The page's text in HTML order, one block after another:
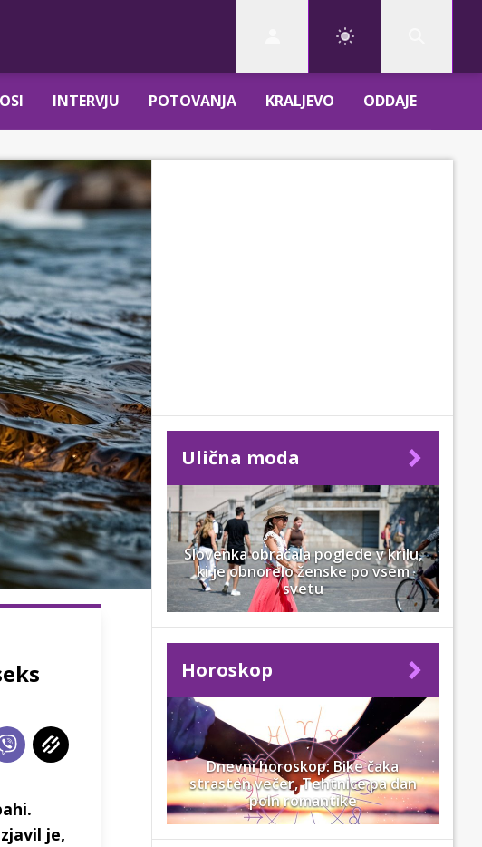
INTERVJU POTOVANJA KRALJEVO ODDAJE
je,
Ulična moda
Slovenka obračala poglede v krilu,
ki je obnorelo ženske po vsem
svetu
Horoskop
Dnevni horoskop: Bike čaka
strasten večer, Tehtnice pa dan
poln romantike